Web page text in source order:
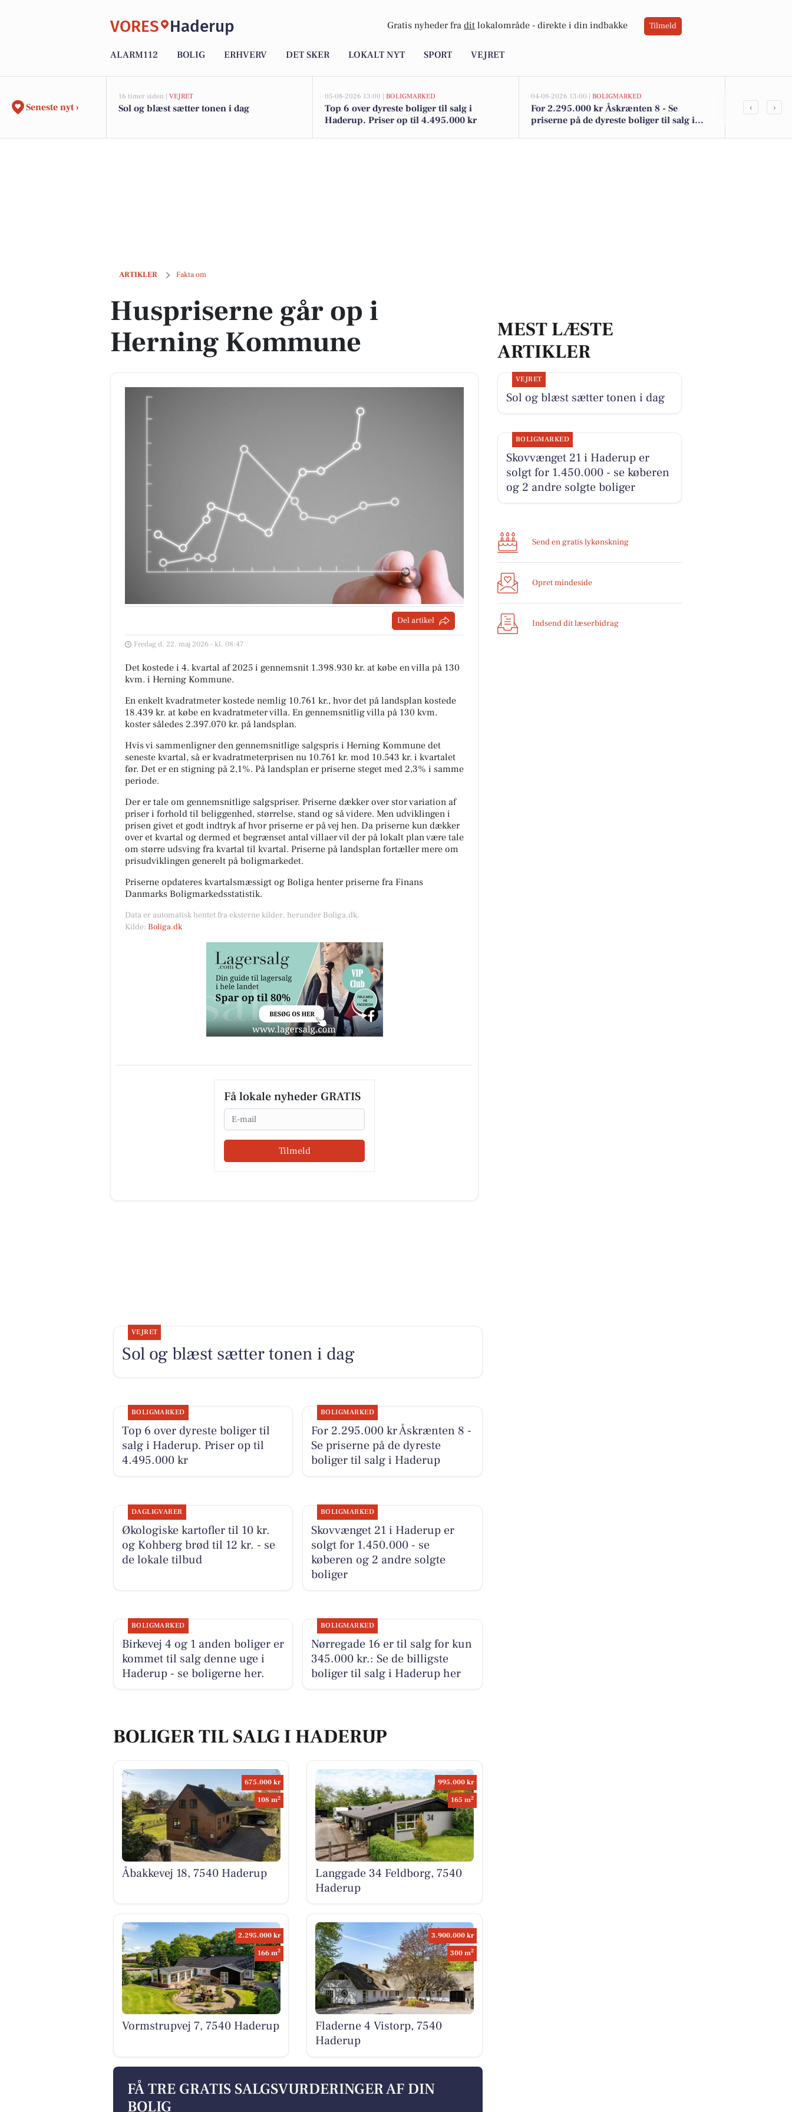
VORES Haderup Gratis nyheder fra dit lokalområde - direkte i din indbakke Tilmeld
ALARM112 BOLIG ERHVERV DET SKER LOKALT NYT SPORT VEJRET
Seneste nyt ›
16 timer siden | VEJRET
Sol og blæst sætter tonen i dag
05-08-2026 13:00 | BOLIGMARKED
Top 6 over dyreste boliger til salg i
Haderup. Priser op til 4.495.000 kr
04-08-2026 13:00 | BOLIGMARKED
For 2.295.000 kr Åskrænten 8 - Se
priserne på de dyreste boliger til salg i
Økologiske
‹ ›
ARTIKLER Fakta om
Huspriserne går op i Herning Kommune
Huspriserne går op i
Herning Kommune
Del artikel
Fredag d. 22. maj 2026 - kl. 08:47
Det kostede i 4. kvartal af 2025 i gennemsnit 1.398.930 kr. at købe en villa på 130
kvm. i Herning Kommune.
En enkelt kvadratmeter kostede nemlig 10.761 kr., hvor det på landsplan kostede
18.439 kr. at købe en kvadratmeter villa. En gennemsnitlig villa på 130 kvm.
koster således 2.397.070 kr. på landsplan.
Hvis vi sammenligner den gennemsnitlige salgspris i Herning Kommune det
seneste kvartal, så er kvadratmeterprisen nu 10.761 kr. mod 10.543 kr. i kvartalet
før. Det er en stigning på 2,1%. På landsplan er priserne steget med 2,3% i samme
periode.
Der er tale om gennemsnitlige salgspriser. Priserne dækker over stor variation af
priser i forhold til beliggenhed, størrelse, stand og så videre. Men udviklingen i
prisen givet et godt indtryk af hvor priserne er på vej hen. Da priserne kun dækker
over et kvartal og dermed et begrænset antal villaer vil der på lokalt plan være tale
om større udsving fra kvartal til kvartal. Priserne på landsplan fortæller mere om
prisudviklingen generelt på boligmarkedet.
Priserne opdateres kvartalsmæssigt og Boliga henter priserne fra Finans
Danmarks Boligmarkedsstatistik.
Data er automatisk hentet fra eksterne kilder, herunder Boliga.dk.
Kilde: Boliga.dk
Få lokale nyheder GRATIS
Email
Tilmeld
MEST LÆSTE
ARTIKLER
VEJRET
Sol og blæst sætter tonen i dag
BOLIGMARKED
Skovvænget 21 i Haderup er
solgt for 1.450.000 - se køberen
og 2 andre solgte boliger
Send en gratis lykønskning
Opret mindeside
Indsend dit læserbidrag
VEJRET
Sol og blæst sætter tonen i dag
BOLIGMARKED
Top 6 over dyreste boliger til
salg i Haderup. Priser op til
4.495.000 kr
BOLIGMARKED
For 2.295.000 kr Åskrænten 8 -
Se priserne på de dyreste
boliger til salg i Haderup
DAGLIGVARER
Økologiske kartofler til 10 kr.
og Kohberg brød til 12 kr. - se
de lokale tilbud
BOLIGMARKED
Skovvænget 21 i Haderup er
solgt for 1.450.000 - se
køberen og 2 andre solgte
boliger
BOLIGMARKED
Birkevej 4 og 1 anden boliger er
kommet til salg denne uge i
Haderup - se boligerne her.
BOLIGMARKED
Nørregade 16 er til salg for kun
345.000 kr.: Se de billigste
boliger til salg i Haderup her
BOLIGER TIL SALG I HADERUP
675.000 kr
108 m2
Åbakkevej 18, 7540 Haderup
995.000 kr
165 m2
Langgade 34 Feldborg, 7540
Haderup
2.295.000 kr
166 m2
Vormstrupvej 7, 7540 Haderup
3.900.000 kr
300 m2
Fladerne 4 Vistorp, 7540
Haderup
FÅ TRE GRATIS SALGSVURDERINGER AF DIN
BOLIG